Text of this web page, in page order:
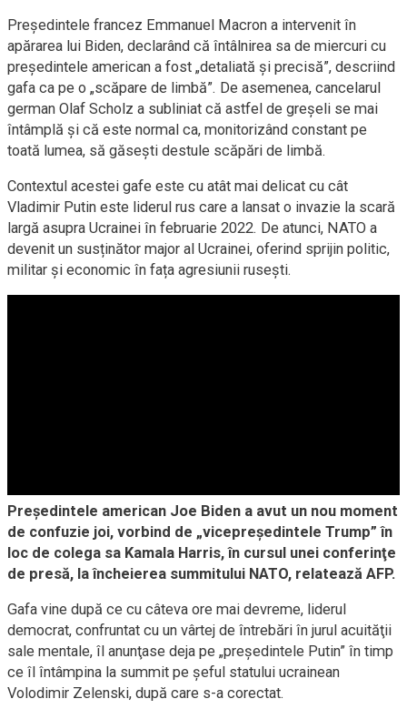
Președintele francez Emmanuel Macron a intervenit în
apărarea lui Biden, declarând că întâlnirea sa de miercuri cu
președintele american a fost „detaliată și precisă”, descriind
gafa ca pe o „scăpare de limbă”. De asemenea, cancelarul
german Olaf Scholz a subliniat că astfel de greșeli se mai
întâmplă și că este normal ca, monitorizând constant pe
toată lumea, să găsești destule scăpări de limbă.
Contextul acestei gafe este cu atât mai delicat cu cât
Vladimir Putin este liderul rus care a lansat o invazie la scară
largă asupra Ucrainei în februarie 2022. De atunci, NATO a
devenit un susținător major al Ucrainei, oferind sprijin politic,
militar și economic în fața agresiunii rusești.
Preşedintele american Joe Biden a avut un nou moment
de confuzie joi, vorbind de „vicepreşedintele Trump” în
loc de colega sa Kamala Harris, în cursul unei conferinţe
de presă, la încheierea summitului NATO, relatează AFP.
Gafa vine după ce cu câteva ore mai devreme, liderul
democrat, confruntat cu un vârtej de întrebări în jurul acuităţii
sale mentale, îl anunţase deja pe „preşedintele Putin” în timp
ce îl întâmpina la summit pe şeful statului ucrainean
Volodimir Zelenski, după care s-a corectat.